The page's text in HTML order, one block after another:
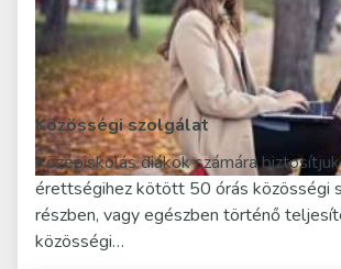
Közösségi szolgálat
Középiskolás diákok számára
érettségihez kötött 50 órás közösségi
részben, vagy egészben történő
közösségi…